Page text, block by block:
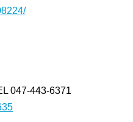
047-443-6371